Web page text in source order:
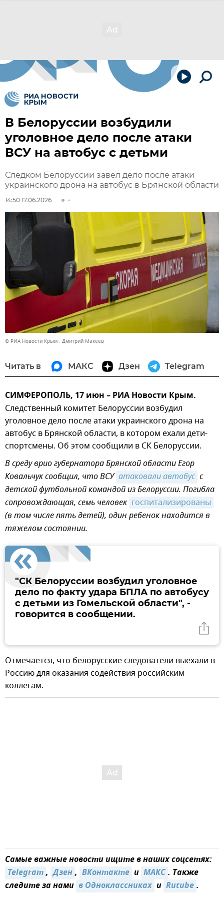
В Белоруссии возбудили
уголовное дело после атаки
ВСУ на автобус с детьми
Следком Белоруссии завел дело после атаки
украинского дрона на автобус в Брянской области
14:50 17.06.2026
© РИА Новости Крым . Дмитрий Макеев
Читать в МАКС Дзен Telegram
СИМФЕРОПОЛЬ, 17 июн – РИА Новости Крым.
Следственный комитет Белоруссии возбудил
уголовное дело после атаки украинского дрона на
автобус в Брянской области, в котором ехали дети-
спортсмены. Об этом сообщили в СК Белоруссии.
В среду врио губернатора Брянской области Егор
Ковальчук сообщил, что ВСУ атаковали автобус с
детской футбольной командой из Белоруссии. Погибла
сопровождающая, семь человек госпитализированы
(в том числе пять детей), один ребенок находится в
тяжелом состоянии.
"СК Белоруссии возбудил уголовное
дело по факту удара БПЛА по автобусу
с детьми из Гомельской области", -
говорится в сообщении.
Отмечается, что белорусские следователи выехали в
Россию для оказания содействия российским
коллегам.
Самые важные новости ищите в наших соцсетях:
Telegram, Дзен, ВКонтакте и МАКС. Также
следите за нами в Одноклассниках и Rutube.